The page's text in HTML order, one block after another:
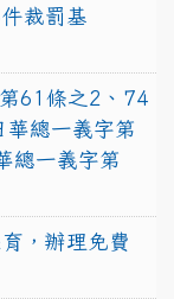
裁罰基
61條之2、74
總一義字第
總一義字第
，辦理免費